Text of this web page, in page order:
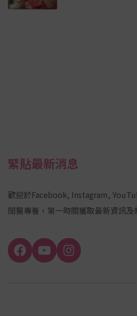
緊貼最新消息
歡迎於Facebook, Instagram,
閲醫專薈，第一時間獲取最新資訊及
Facebook
YouTube
Channel
Instagram